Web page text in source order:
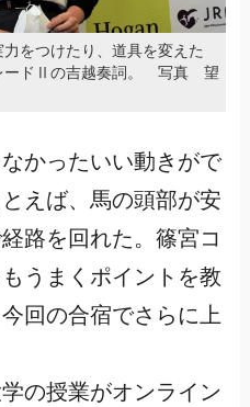
力をつけたり、道具を変えた
ードⅡの吉越奏詞。 写真 望
かったいい動きがで
えば、馬の頭部が安
路を回れた。篠宮コ
うまくポイントを教
回の合宿でさらに上
の授業がオンライン